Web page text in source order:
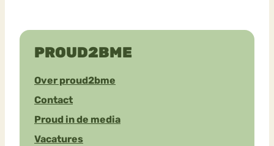
PROUD2BME
Over proud2bme
Contact
Proud in de media
Vacatures